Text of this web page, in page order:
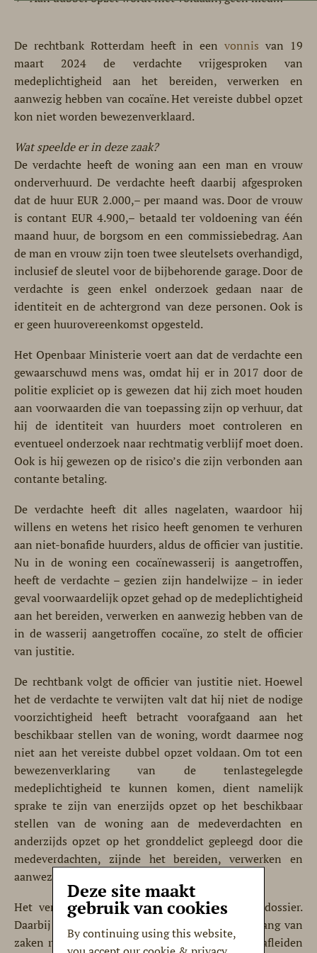
De rechtbank Rotterdam heeft in een vonnis van 19
maart 2024 de verdachte vrijgesproken van
medeplichtigheid aan het bereiden, verwerken en
aanwezig hebben van cocaïne. Het vereiste dubbel opzet
kon niet worden bewezenverklaard.
Wat speelde er in deze zaak?
De verdachte heeft de woning aan een man en vrouw
onderverhuurd. De verdachte heeft daarbij afgesproken
dat de huur EUR 2.000,– per maand was. Door de vrouw
is contant EUR 4.900,– betaald ter voldoening van één
maand huur, de borgsom en een commissiebedrag. Aan
de man en vrouw zijn toen twee sleutelsets overhandigd,
inclusief de sleutel voor de bijbehorende garage. Door de
verdachte is geen enkel onderzoek gedaan naar de
identiteit en de achtergrond van deze personen. Ook is
er geen huurovereenkomst opgesteld.
Het Openbaar Ministerie voert aan dat de verdachte een
gewaarschuwd mens was, omdat hij er in 2017 door de
politie expliciet op is gewezen dat hij zich moet houden
aan voorwaarden die van toepassing zijn op verhuur, dat
hij de identiteit van huurders moet controleren en
eventueel onderzoek naar rechtmatig verblijf moet doen.
Ook is hij gewezen op de risico’s die zijn verbonden aan
contante betaling.
De verdachte heeft dit alles nagelaten, waardoor hij
willens en wetens het risico heeft genomen te verhuren
aan niet-bonafide huurders, aldus de officier van justitie.
Nu in de woning een cocaïnewasserij is aangetroffen,
heeft de verdachte – gezien zijn handelwijze – in ieder
geval voorwaardelijk opzet gehad op de medeplichtigheid
aan het bereiden, verwerken en aanwezig hebben van de
in de wasserij aangetroffen cocaïne, zo stelt de officier
van justitie.
De rechtbank volgt de officier van justitie niet. Hoewel
het de verdachte te verwijten valt dat hij niet de nodige
voorzichtigheid heeft betracht voorafgaand aan het
beschikbaar stellen van de woning, wordt daarmee nog
niet aan het vereiste dubbel opzet voldaan. Om tot een
bewezenverklaring van de tenlastegelegde
medeplichtigheid te kunnen komen, dient namelijk
sprake te zijn van enerzijds opzet op het beschikbaar
stellen van de woning aan de medeverdachten en
anderzijds opzet op het gronddelict gepleegd door die
medeverdachten, zijnde het bereiden, verwerken en
aanwezig hebben van cocaïne.
Het vereiste dubbel opzet volgt niet uit het dossier.
Daarbij is van belang dat de verdachte uit de gang van
zaken rondom de verhuur wellicht had kunnen afleiden
Deze site maakt
gebruik van cookies
By continuing using this website,